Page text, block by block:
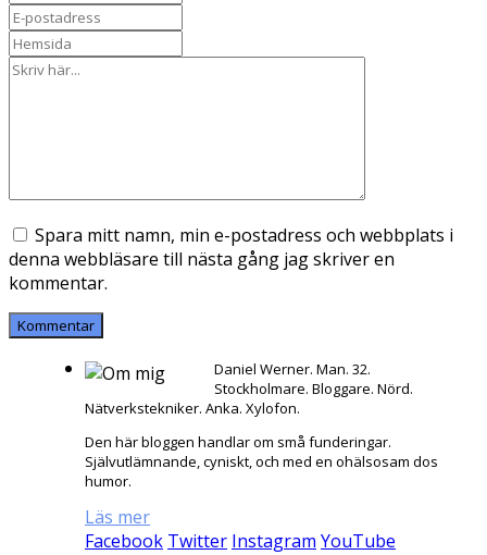
Spara mitt namn, min e-postadress och webbplats i
denna webbläsare till nästa gång jag skriver en
kommentar.
Daniel Werner. Man. 32.
Stockholmare. Bloggare. Nörd.
Nätverkstekniker. Anka. Xylofon.
Den här bloggen handlar om små funderingar.
Självutlämnande, cyniskt, och med en ohälsosam dos
humor.
Läs mer
Facebook Twitter Instagram YouTube